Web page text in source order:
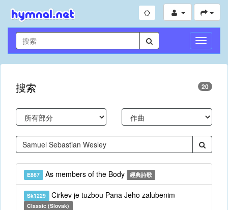
切
換
導
搜索 20
E867 As members of the Body 經典詩歌
Sk1229 Cirkev je tuzbou Pana Jeho zalubenim
Classic (Slovak)